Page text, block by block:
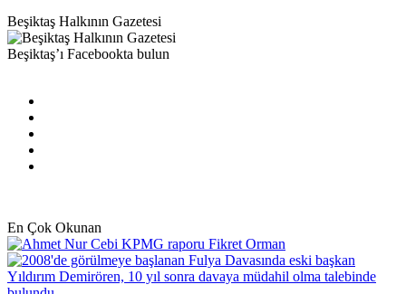
Beşiktaş Halkının Gazetesi
Beşiktaş’ı Facebookta bulun
En Çok Okunan